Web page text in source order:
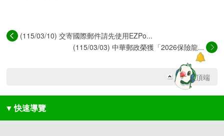
(115/03/10) 交寄國際郵件請先使用EZPo...
(115/03/03) 中華郵政榮獲「2026保險龍...
回網頁頂端
▼ 快速導覽